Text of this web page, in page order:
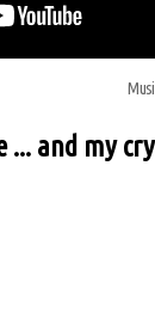
... and my